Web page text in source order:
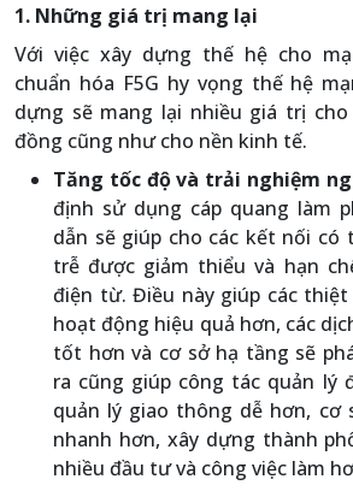
1. Những giá trị mang lại
Với việc xây dựng thế hệ cho
chuẩn hóa F5G hy vọng thế hệ
dựng sẽ mang lại nhiều giá trị
đồng cũng như cho nền kinh tế.
Tăng tốc độ và trải nghiệm
định sử dụng cáp quang làm
dẫn sẽ giúp cho các kết nối có
trễ được giảm thiểu và hạn
điện từ. Điều này giúp các
hoạt động hiệu quả hơn, các
tốt hơn và cơ sở hạ tầng sẽ
ra cũng giúp công tác quản
quản lý giao thông dễ hơn, cơ
nhanh hơn, xây dựng thành
nhiều đầu tư và công việc làm